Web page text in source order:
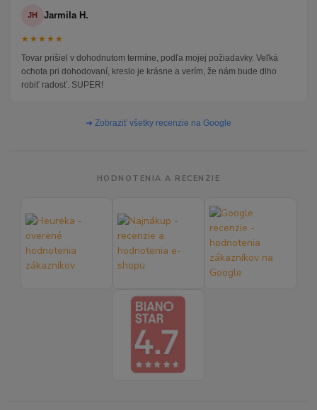
JH Jarmila H.
★★★★★
Tovar prišiel v dohodnutom termíne, podľa mojej požiadavky. Veľká
ochota pri dohodovaní, kreslo je krásne a verím, že nám bude dlho
robiť radosť. SUPER!
➜ Zobraziť všetky recenzie na Google
HODNOTENIA A RECENZIE